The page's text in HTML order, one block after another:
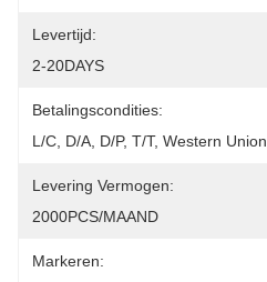
Levertijd:
2-20DAYS
Betalingscondities:
L/C, D/A, D/P, T/T, Western Union
Levering Vermogen:
2000PCS/MAAND
Markeren: